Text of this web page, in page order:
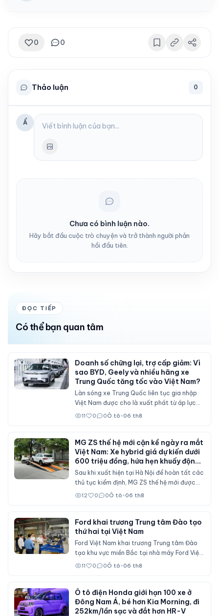
0 0
Thảo luận 0
Ẩ
Chưa có bình luận nào.
Hãy bắt đầu cuộc trò chuyện và trở thành người phản
hồi đầu tiên.
ĐỌC TIẾP
Có thể bạn quan tâm
Doanh số chững lại, trợ cấp giảm: Vì
sao BYD, Geely và nhiều hãng xe
Trung Quốc tăng tốc vào Việt Nam?
Làn sóng xe Trung Quốc liên tục gia nhập
Việt Nam được cho là xuất phát từ áp lực
doanh số tại thị trường nội địa, nơi sức mua
11 0 0Ô tô•06 th8
MG ZS thế hệ mới cận kề ngày ra mắt
Việt Nam: Xe hybrid giá dự kiến dưới
600 triệu đồng, hứa hẹn khuấy động
phân khúc SUV cỡ B
Sau khi xuất hiện tại Hà Nội để hoàn tất các
thủ tục kiểm định, MG ZS thế hệ mới được
cho là sẽ sớm mở bán tại Việt Nam với nhiều
trực tiếp Mitsubishi Xforce, Kia Seltos và
Honda HR-V.
12 0 0Ô tô•06 th8
Ford khai trương Trung tâm Đào tạo
thứ hai tại Việt Nam
Ford Việt Nam khai trương Trung tâm Đào
tạo khu vực miền Bắc tại nhà máy Ford Việt
Nam (Hải Phòng), đóng vai trò đào tạo cho
11 0 0Ô tô•06 th8
Ô tô điện Honda giới hạn 100 xe ở
Đông Nam Á, bé hơn Kia Morning, đi
252km/lần sạc và đắt hơn HR-V